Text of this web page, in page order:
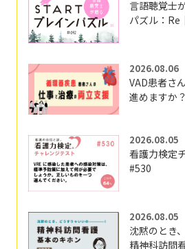
言語聴覚士
パズル：Re
2026.08.06
VAD患者さ
進めますか
2026.08.05
看護力検定
#530
2026.08.05
沈黙のとき、
精神科訪問